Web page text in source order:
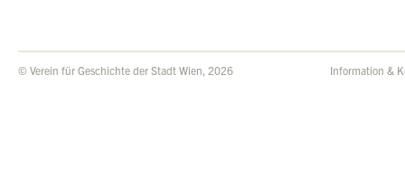
© Verein für Geschichte der Stadt Wien, 2026 Information &